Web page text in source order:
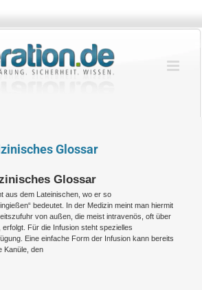
Glossar
Glossar
aus dem Lateinischen, wo er so
bedeutet. In der Medizin meint man hiermit
von außen, die meist intravenös, oft über
Für die Infusion steht spezielles
Eine einfache Form der Infusion kann bereits
Kanüle, den